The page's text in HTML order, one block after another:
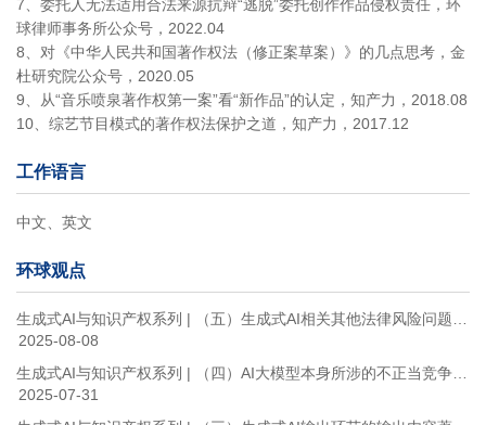
7、委托人无法适用合法来源抗辩“逃脱”委托创作作品侵权责任，环
球律师事务所公众号，2022.04
8、对《中华人民共和国著作权法（修正案草案）》的几点思考，金
杜研究院公众号，2020.05
9、从“音乐喷泉著作权第一案”看“新作品”的认定，知产力，2018.08
10、综艺节目模式的著作权法保护之道，知产力，2017.12
工作语言
中文、英文
环球观点
2025-08-08
2025-07-31